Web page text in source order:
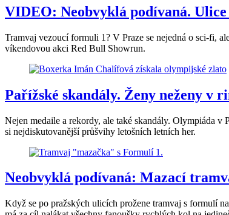
VIDEO: Neobvyklá podívaná.
Tramvaj vezoucí formuli 1? V Praze se nejedná o sci-fi,
víkendovou akci Red Bull Showrun.
Pařížské skandály. Ženy neženy v
Nejen medaile a rekordy, ale také skandály. Olympiáda
si nejdiskutovanější průšvihy letošních letních her.
Neobvyklá podívaná: Mazací
Když se po pražských ulicích prožene tramvaj s formulí